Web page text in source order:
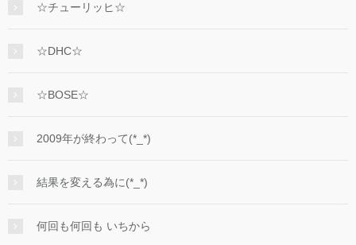
☆チューリッヒ☆
☆DHC☆
☆BOSE☆
2009年が終わって(*_*)
結果を変える為に(*_*)
何回も何回も いちから